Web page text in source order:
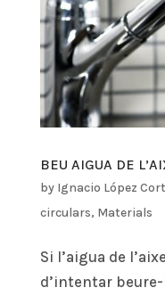
BEU AIGUA DE
by Ignacio López
circulars, Materials
Si l’aigua de
d’intentar